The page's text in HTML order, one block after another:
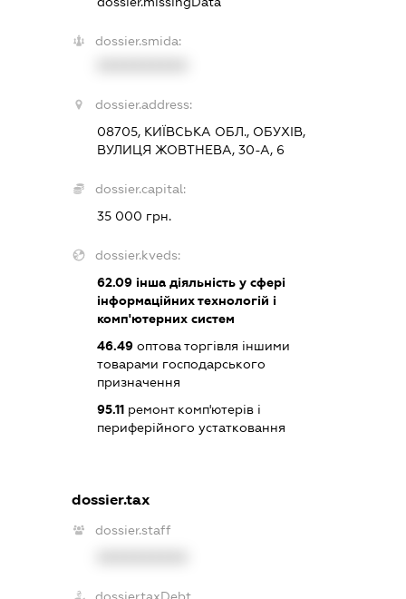
dossier.smida:
dossier.address:
08705, КИЇВСЬКА ОБЛ., ОБУХІВ,
ВУЛИЦЯ ЖОВТНЕВА, 30-А, 6
dossier.capital:
35 000 грн.
dossier.kveds:
62.09інша діяльність у сфері
інформаційних технологій і
комп'ютерних систем
46.49оптова торгівля іншими
товарами господарського
призначення
95.11ремонт комп'ютерів і
периферійного устатковання
dossier.tax
dossier.staff